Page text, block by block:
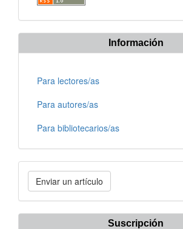
Información
Para lectores/as
Para autores/as
Para bibliotecarios/as
Enviar
un
artículo
Enviar un artículo
Suscripción